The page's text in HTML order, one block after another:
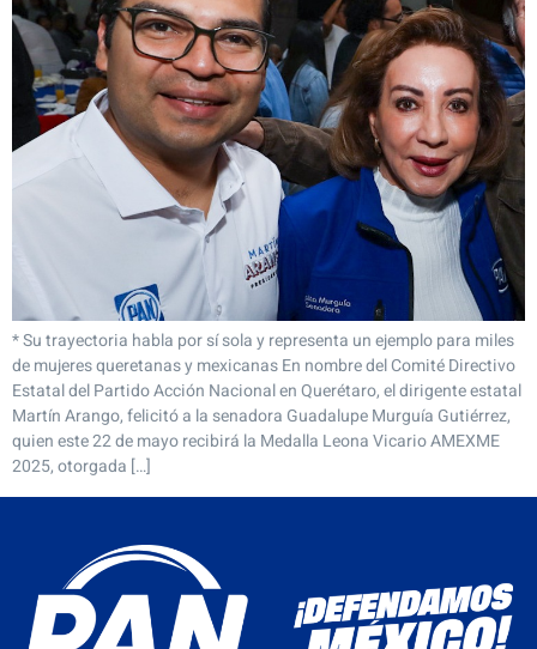
* Su trayectoria habla por sí sola y representa un ejemplo para miles
de mujeres queretanas y mexicanas En nombre del Comité Directivo
Estatal del Partido Acción Nacional en Querétaro, el dirigente estatal
Martín Arango, felicitó a la senadora Guadalupe Murguía Gutiérrez,
quien este 22 de mayo recibirá la Medalla Leona Vicario AMEXME
2025, otorgada […]